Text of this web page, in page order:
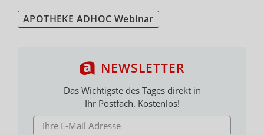
APOTHEKE ADHOC Webinar
NEWSLETTER
Das Wichtigste des Tages direkt in
Ihr Postfach. Kostenlos!
E-MAIL ADRESSE